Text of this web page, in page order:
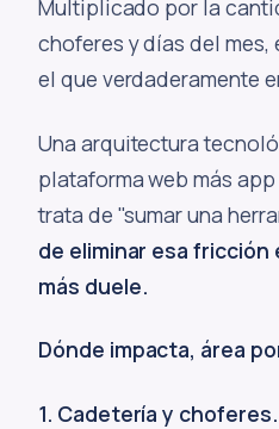
Multiplicado por la
choferes y días del
el que verdaderamente
Una arquitectura
plataforma web más
trata de "sumar una
de eliminar esa
más duele.
Dónde impacta, área
1. Cadetería y choferes.